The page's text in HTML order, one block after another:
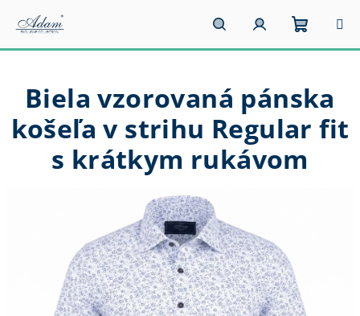
obsah
HľadaťPrihlásenie
košík
Biela vzorovaná pánska
košeľa v strihu Regular fit
s krátkym rukávom